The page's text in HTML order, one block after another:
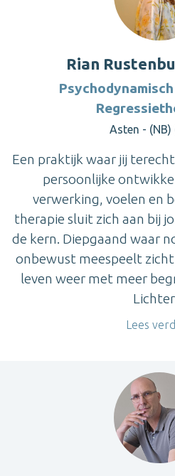
Rian
Asten - (NB)
Een praktijk waar jij
persoonlijke
verwerking, voelen en
therapie sluit zich aan bij
de kern. Diepgaand waar
onbewust meespeelt
leven weer met meer
Lichter
Lees